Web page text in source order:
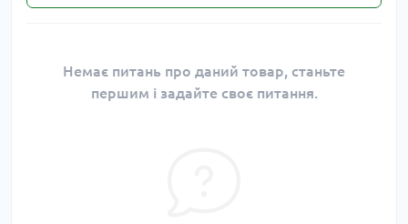
Немає питань про даний товар, станьте
першим і задайте своє питання.